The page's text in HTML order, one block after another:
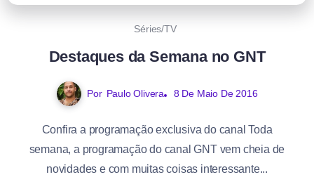
Séries/TV
Destaques da Semana no GNT
Por Paulo Olivera 8 De Maio De 2016
Confira a programação exclusiva do canal Toda
semana, a programação do canal GNT vem cheia de
novidades e com muitas coisas interessante...